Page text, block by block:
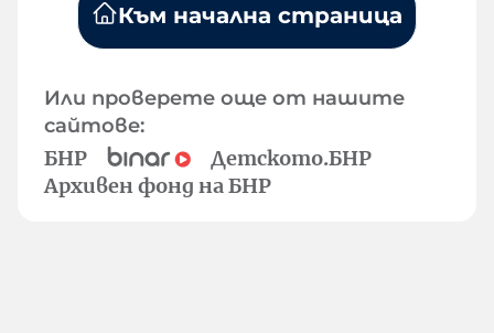
Към начална страница
Или проверете още от нашите
сайтове:
БНР
Детското.БНР
Архивен фонд на БНР